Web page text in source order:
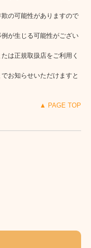
の可能性がありますので
が生じる可能性がござい
は正規取扱店をご利用く
お知らせいただけますと
▲ PAGE TOP